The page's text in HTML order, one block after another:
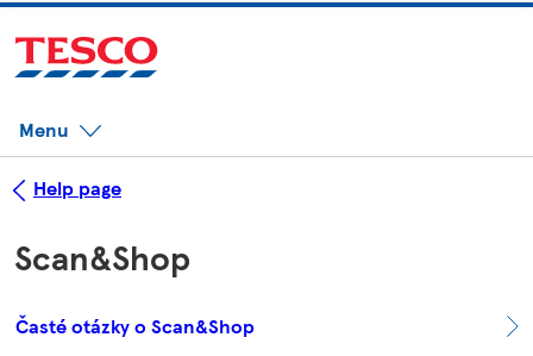
Menu
Help page
Scan&Shop
Časté otázky o Scan&Shop